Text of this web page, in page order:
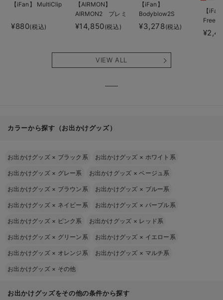
【iFan】 MultiClip
¥880(税込)
【AIRMON】
AIRMON2 プレミ
アム
¥14,850(税込)
【iFan】
Bodyblow2S
¥3,278(税込)
【
Freeze
VIEW ALL
カラーから探す（お出かけグッズ）
お出かけグッズ × ブラック系 お出かけグッズ × ホワイト系
お出かけグッズ × グレー系 お出かけグッズ ×ベージュ系
お出かけグッズ × ブラウン系 お出かけグッズ × ブルー系
お出かけグッズ × ネイビー系 お出かけグッズ × パープル系
お出かけグッズ × ピンク系 お出かけグッズ × レッド系
お出かけグッズ × グリーン系 お出かけグッズ × イエロー系
お出かけグッズ × オレンジ系 お出かけグッズ × マルチ系
お出かけグッズ × その他
お出かけグッズをその他の条件から探す